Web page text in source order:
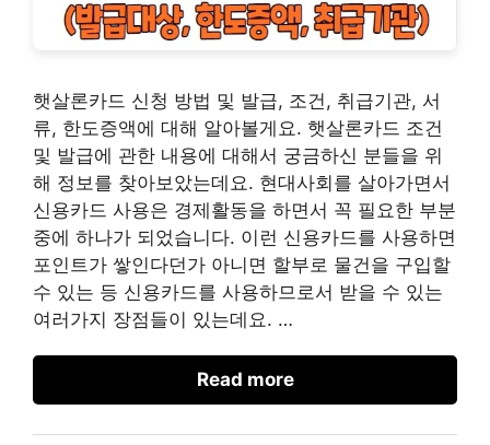
햇살론카드 신청 방법 및 발급, 조건, 취급기관, 서
류, 한도증액에 대해 알아볼게요. 햇살론카드 조건
및 발급에 관한 내용에 대해서 궁금하신 분들을 위
해 정보를 찾아보았는데요. 현대사회를 살아가면서
신용카드 사용은 경제활동을 하면서 꼭 필요한 부분
중에 하나가 되었습니다. 이런 신용카드를 사용하면
포인트가 쌓인다던가 아니면 할부로 물건을 구입할
수 있는 등 신용카드를 사용하므로서 받을 수 있는
여러가지 장점들이 있는데요. …
Read more